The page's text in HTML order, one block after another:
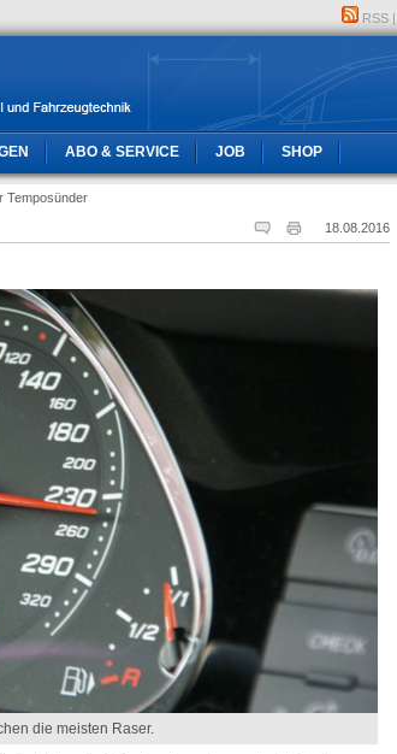
RSS |
ABO & SERVICE JOB SHOP
Temposünder
18.08.2016
die meisten Raser.